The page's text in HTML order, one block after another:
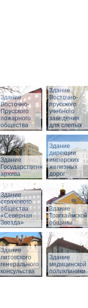
Здание
Восточно-
Прусского
пожарного
общества
Здание
Восточно-
прусского
учебного
заведения
для слепых
Здание
Государственного
архива
Здание
дирекции
имперских
железных
дорог
Здание
страхового
общества
«Северная
Звезда»
Здание
Трагхаймской
общины
Здание
литовского
генерального
консульства
Здание
медицинской
поликлиники